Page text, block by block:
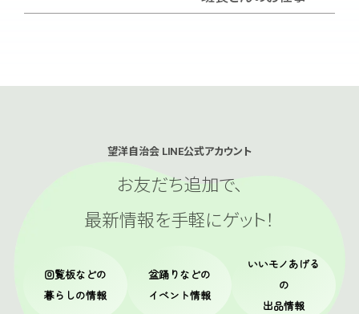
望洋自治会 LINE公式アカウント
お友だち追加で、
最新情報を手軽にゲット！
回覧板などの
暮らしの情報
盆踊りなどの
イベント情報
いいモノあげる
の
出品情報